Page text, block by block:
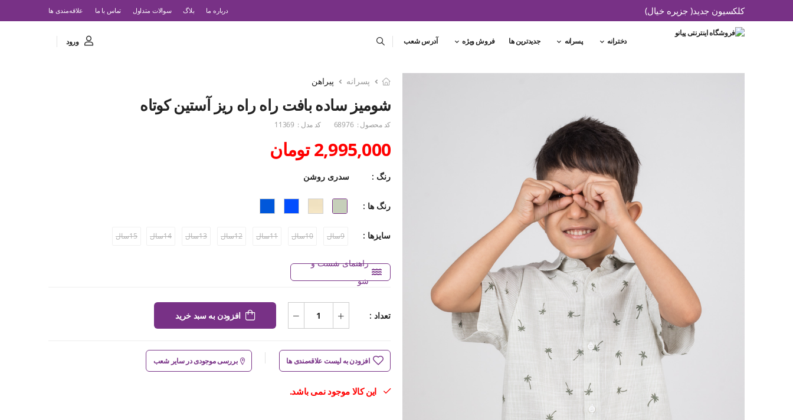
کلکسیون جدید( جزیره خیال) درباره ما بلاگ سوالات متداول تماس با ما ‌علاقه‌مندی ها
دخترانه پسرانه جدیدترین ها فروش ویژه آدرس شعب ورود
پسرانه پیراهن
شومیز ساده بافت راه راه ریز آستین کوتاه
کد محصول : 68976 کد مدل : 11369
2,995,000 تومان
رنگ : سدری روشن
رنگ ها :
سایزها : 9سال 10سال 11سال 12سال 13سال 14سال 15سال
راهنمای شست و
شو
تعداد : افزودن به سبد خرید
افزودن به لیست علاقه‌مندی ها بررسی موجودی در سایر شعب
این کالا موجود نمی باشد.